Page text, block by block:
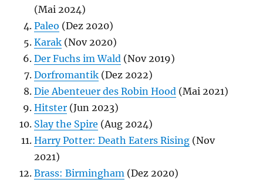
(Mai 2024)
Paleo (Dez 2020)
Karak (Nov 2020)
Der Fuchs im Wald (Nov 2019)
Dorfromantik (Dez 2022)
Die Abenteuer des Robin Hood (Mai 2021)
Hitster (Jun 2023)
Slay the Spire (Aug 2024)
Harry Potter: Death Eaters Rising (Nov
2021)
Brass: Birmingham (Dez 2020)